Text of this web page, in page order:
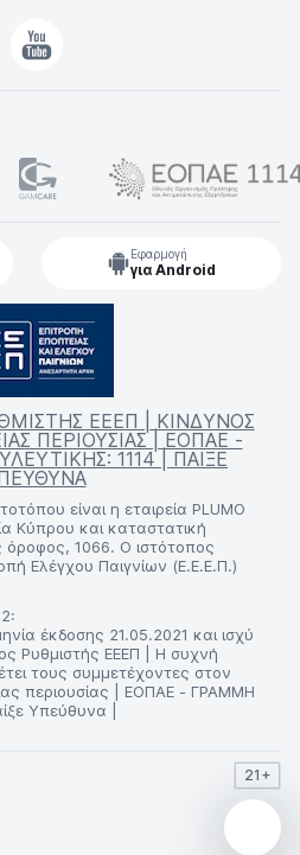
Εφαρμογή
για Android
ΕΕΕΠ | ΚΙΝΔΥΝΟΣ
ΠΕΡΙΟΥΣΙΑΣ | ΕΟΠΑΕ -
1114 | ΠΑΙΞΕ
είναι η εταιρεία PLUMO
Κύπρου και καταστατική
όροφος, 1066. Ο ιστότοπος
Ελέγχου Παιγνίων (Ε.Ε.Ε.Π.)
έκδοσης 21.05.2021 και ισχύ
Ρυθμιστής ΕΕΕΠ | Η συχνή
τους συμμετέχοντες στον
περιουσίας | ΕΟΠΑΕ - ΓΡΑΜΜΗ
Υπεύθυνα |
21+